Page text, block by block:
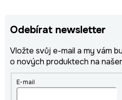
Odebírat newsletter
Vložte svůj e-mail a my vám
o nových produktech na
E-mail